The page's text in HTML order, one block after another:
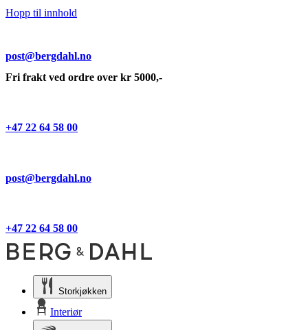
Hopp til innhold
post@bergdahl.no
Fri frakt ved ordre over kr 5000,-
+47 22 64 58 00
post@bergdahl.no
+47 22 64 58 00
Storkjøkken
Interiør